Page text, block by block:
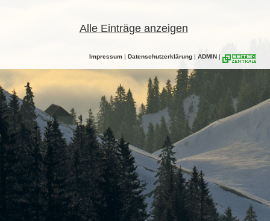
Alle Einträge anzeigen
Impressum | Datenschutzerklärung | ADMIN |